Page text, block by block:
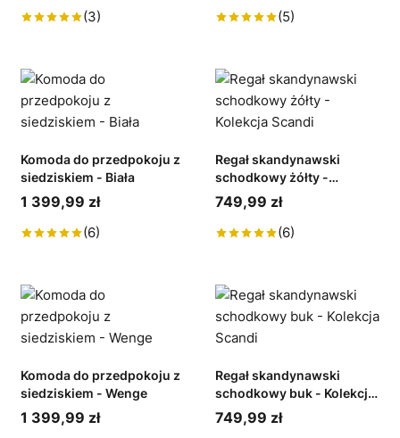
(3) (5)
Komoda do przedpokoju z
siedziskiem - Biała
1 399,99 zł
(6)
Regał skandynawski
schodkowy żółty -
Kolekcja Scandi
749,99 zł
(6)
Komoda do przedpokoju z
siedziskiem - Wenge
1 399,99 zł
Regał skandynawski
schodkowy buk - Kolekcja
Scandi
749,99 zł